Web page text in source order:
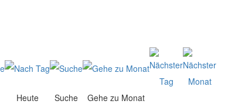
Heute Suche
Gehe zu Monat